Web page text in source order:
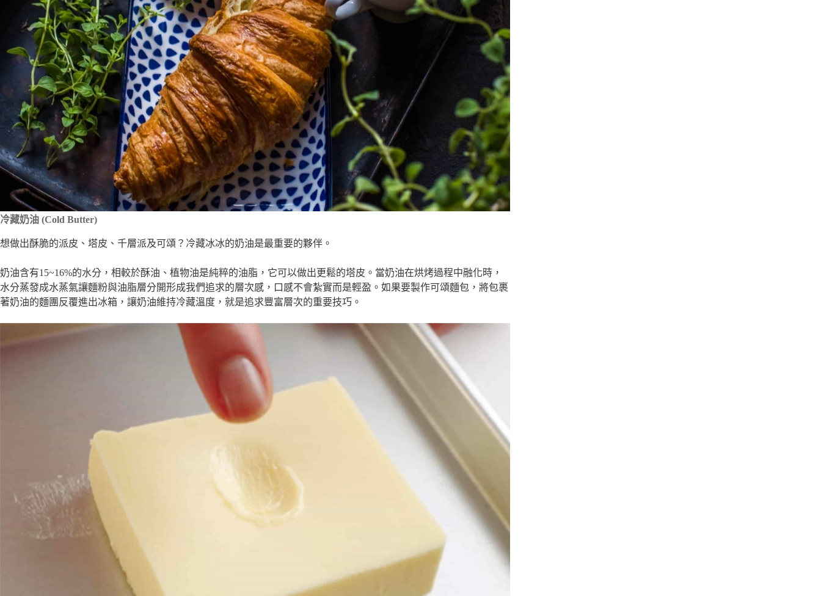
冷藏奶油 (Cold Butter)
想做出酥脆的派皮、塔皮、千層派及可頌？冷藏冰冰的奶油是最重要的夥伴。
奶油含有15~16%的水分，相較於酥油、植物油是純粹的油脂，它可以做出更鬆的塔皮。當奶油在烘烤過程中融化時，
水分蒸發成水蒸氣讓麵粉與油脂層分開形成我們追求的層次感，口感不會紮實而是輕盈。如果要製作可頌麵包，將包裹
著奶油的麵團反覆進出冰箱，讓奶油維持冷藏溫度，就是追求豐富層次的重要技巧。